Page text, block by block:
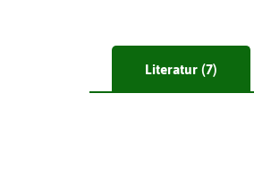
Literatur (7)